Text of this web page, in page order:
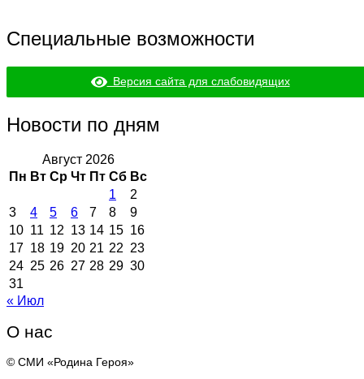
Специальные возможности
Версия сайта для слабовидящих
Новости по дням
Август 2026
Пн Вт Ср Чт Пт Сб Вс
1
2
3
4 5 6 7 8
9
10 11 12 13 14 15 16
17 18 19 20 21 22 23
24 25 26 27 28 29 30
31
« Июл
О нас
© СМИ «Родина Героя»